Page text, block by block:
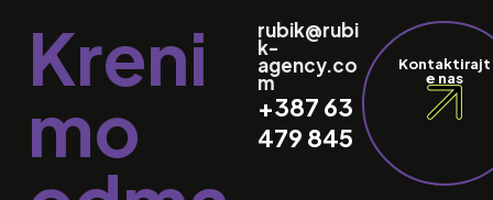
Kreni
mo
rubik@rubi
k-
agency.co
m
+387 63
479 845
Kontaktirajt
e nas